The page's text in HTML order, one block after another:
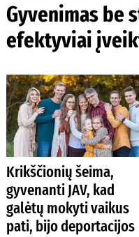
Gyvenimas be
efektyviai
Krikščionių šeima,
gyvenanti JAV, kad
galėtų mokyti vaikus
pati, bijo deportacijos